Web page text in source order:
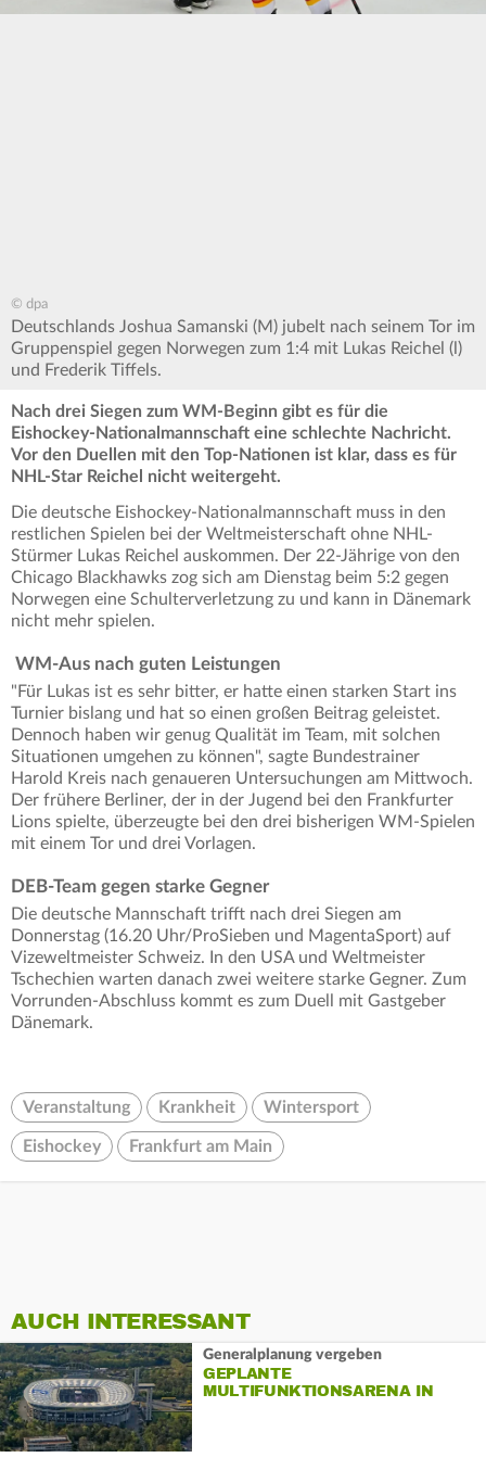
© dpa
Deutschlands Joshua Samanski (M) jubelt nach seinem Tor im
Gruppenspiel gegen Norwegen zum 1:4 mit Lukas Reichel (l)
und Frederik Tiffels.
Nach drei Siegen zum WM-Beginn gibt es für die
Eishockey-Nationalmannschaft eine schlechte Nachricht.
Vor den Duellen mit den Top-Nationen ist klar, dass es für
NHL-Star Reichel nicht weitergeht.
Die deutsche Eishockey-Nationalmannschaft muss in den
restlichen Spielen bei der Weltmeisterschaft ohne NHL-
Stürmer Lukas Reichel auskommen. Der 22-Jährige von den
Chicago Blackhawks zog sich am Dienstag beim 5:2 gegen
Norwegen eine Schulterverletzung zu und kann in Dänemark
nicht mehr spielen.
WM-Aus nach guten Leistungen
"Für Lukas ist es sehr bitter, er hatte einen starken Start ins
Turnier bislang und hat so einen großen Beitrag geleistet.
Dennoch haben wir genug Qualität im Team, mit solchen
Situationen umgehen zu können", sagte Bundestrainer
Harold Kreis nach genaueren Untersuchungen am Mittwoch.
Der frühere Berliner, der in der Jugend bei den Frankfurter
Lions spielte, überzeugte bei den drei bisherigen WM-Spielen
mit einem Tor und drei Vorlagen.
DEB-Team gegen starke Gegner
Die deutsche Mannschaft trifft nach drei Siegen am
Donnerstag (16.20 Uhr/ProSieben und MagentaSport) auf
Vizeweltmeister Schweiz. In den USA und Weltmeister
Tschechien warten danach zwei weitere starke Gegner. Zum
Vorrunden-Abschluss kommt es zum Duell mit Gastgeber
Dänemark.
Veranstaltung Krankheit Wintersport
Eishockey Frankfurt am Main
AUCH INTERESSANT
Generalplanung vergeben
GEPLANTE
MULTIFUNKTIONSARENA IN